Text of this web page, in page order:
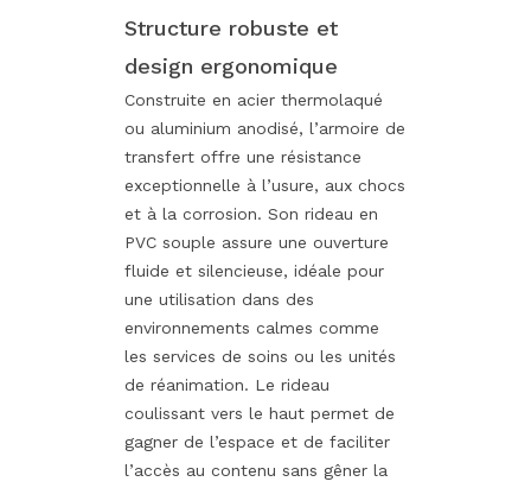
Structure robuste et
design ergonomique
Construite en acier thermolaqué
ou aluminium anodisé, l’armoire de
transfert offre une résistance
exceptionnelle à l’usure, aux chocs
et à la corrosion. Son rideau en
PVC souple assure une ouverture
fluide et silencieuse, idéale pour
une utilisation dans des
environnements calmes comme
les services de soins ou les unités
de réanimation. Le rideau
coulissant vers le haut permet de
gagner de l’espace et de faciliter
l’accès au contenu sans gêner la